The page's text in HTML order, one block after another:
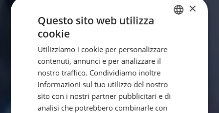
ENGLISH
DUTCH
ITALIAN
×
Questo sito web utilizza
cookie
Utilizziamo i cookie per personalizzare
contenuti, annunci e per analizzare il
nostro traffico. Condividiamo inoltre
informazioni sul tuo utilizzo del nostro
sito con i nostri partner pubblicitari e di
analisi che potrebbero combinarle con